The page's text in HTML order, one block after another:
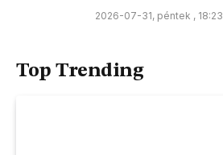
2026-07-31, péntek , 18:23
Top Trending